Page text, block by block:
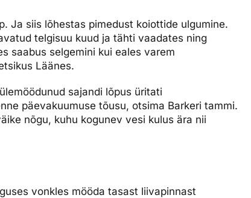
Ja siis lõhestas pimedust koiottide ulgumine.
telgisuu kuud ja tähti vaadates ning
saabus selgemini kui eales varem
Läänes.
sajandi lõpus üritati
päevakuumuse tõusu, otsima Barkeri tammi.
nõgu, kuhu kogunev vesi kulus ära nii
vonkles mööda tasast liivapinnast